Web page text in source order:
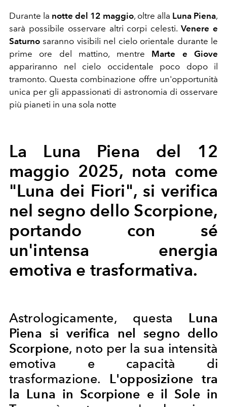
Durante la notte del 12 maggio, oltre alla Luna Piena,
sarà possibile osservare altri corpi celesti.Venere e
Saturno saranno visibili nel cielo orientale durante le
prime ore del mattino, mentre Marte e Giove
appariranno nel cielo occidentale poco dopo il
tramonto. Questa combinazione offre un'opportunità
unica per gli appassionati di astronomia di osservare
più pianeti in una sola notte
La Luna Piena del 12
maggio 2025, nota come
"Luna dei Fiori", si verifica
nel segno dello Scorpione,
portando con sé
un'intensa energia
emotiva e trasformativa.
Astrologicamente, questa Luna
Piena si verifica nel segno dello
Scorpione, noto per la sua intensità
emotiva e capacità di
trasformazione. L'opposizione tra
la Luna in Scorpione e il Sole in